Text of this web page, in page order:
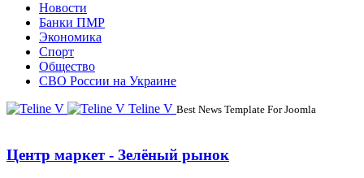
Новости
Банки ПМР
Экономика
Спорт
Общество
СВО России на Украине
Teline V Best News Template For Joomla
Центр маркет - Зелёный рынок